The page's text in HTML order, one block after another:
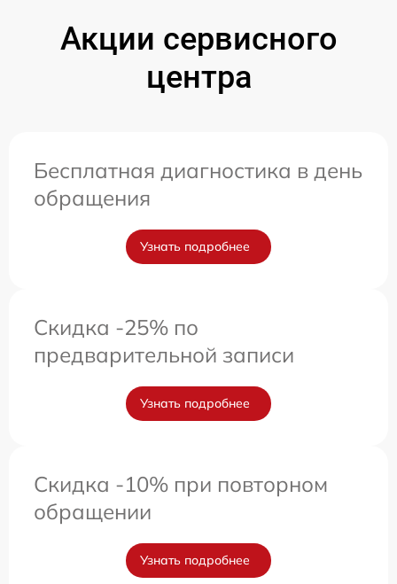
Акции сервисного
центра
Бесплатная диагностика в день
обращения
Узнать подробнее
Скидка -25% по
предварительной записи
Узнать подробнее
Скидка -10% при повторном
обращении
Узнать подробнее